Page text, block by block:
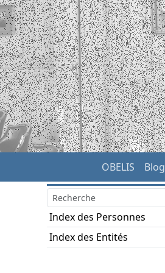
OBELIS Blog
Index des Personnes
Index des Entités